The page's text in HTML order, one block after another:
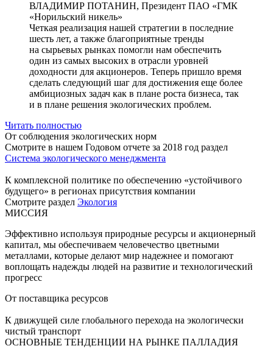
ВЛАДИМИР ПОТАНИН, Президент ПАО «ГМК
«Норильский никель»
Четкая реализация нашей стратегии в последние
шесть лет, а также благоприятные тренды
на сырьевых рынках помогли нам обеспечить
один из самых высоких в отрасли уровней
доходности для акционеров. Теперь пришло время
сделать следующий шаг для достижения еще более
амбициозных задач как в плане роста бизнеса, так
и в плане решения экологических проблем.
Читать полностью
От соблюдения экологических норм
Смотрите в нашем Годовом отчете за 2018 год раздел
Система экологического менеджмента
К комплексной политике по обеспечению «устойчивого
будущего» в регионах присутствия компании
Смотрите раздел Экология
МИССИЯ
Эффективно используя природные ресурсы и акционерный
капитал, мы обеспечиваем человечество цветными
металлами, которые делают мир надежнее и помогают
воплощать надежды людей на развитие и технологический
прогресс
От поставщика ресурсов
К движущей силе глобального перехода на экологически
чистый транспорт
ОСНОВНЫЕ ТЕНДЕНЦИИ НА РЫНКЕ ПАЛЛАДИЯ